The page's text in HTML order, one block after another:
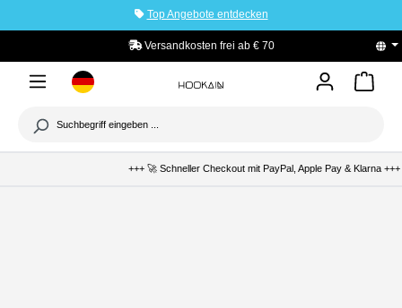
Top Angebote entdecken
Versandkosten frei ab € 70 PayPal
+++ 🚀 Schneller Checkout mit PayPal, Apple Pay & Klarna +++ 🛡️